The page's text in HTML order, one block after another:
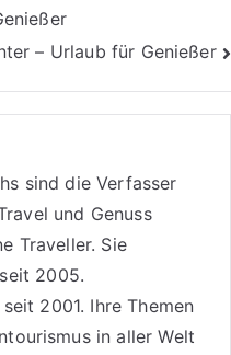
– Urlaub für Genießer
sind die Verfasser
und Genuss
Traveller. Sie
2005.
2001. Ihre Themen
in aller Welt